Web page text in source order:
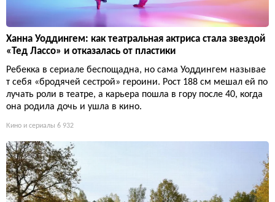
Ханна Уоддингем: как театральная актриса стала звездой
«Тед Лассо» и отказалась от пластики
Ребекка в сериале беспощадна, но сама Уоддингем называе
т себя «бродячей сестрой» героини. Рост 188 см мешал ей по
лучать роли в театре, а карьера пошла в гору после 40, когда
она родила дочь и ушла в кино.
Кино и сериалы 6 932